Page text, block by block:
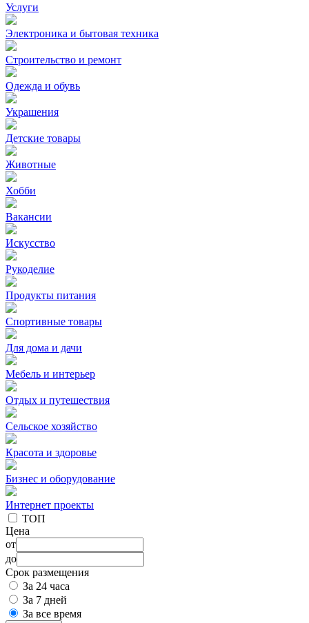
Услуги
Электроника и бытовая техника
Строительство и ремонт
Одежда и обувь
Украшения
Детские товары
Животные
Хобби
Вакансии
Искусство
Рукоделие
Продукты питания
Спортивные товары
Для дома и дачи
Мебель и интерьер
Отдых и путешествия
Сельское хозяйство
Красота и здоровье
Бизнес и оборудование
Интернет проекты
ТОП
Цена
от
до
Срок размещения
За 24 часа
За 7 дней
За все время